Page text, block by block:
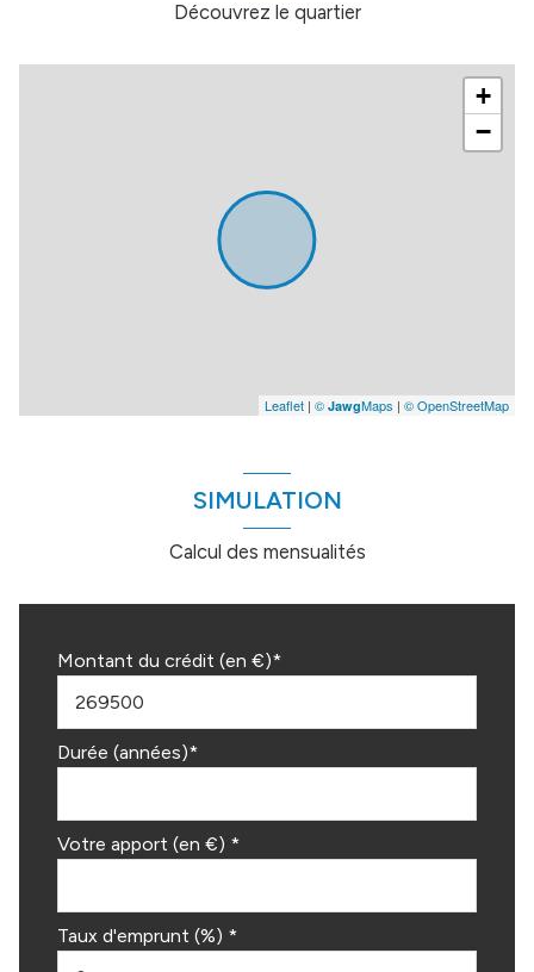
Découvrez le quartier
+
−
Leaflet | © JawgMaps | © OpenStreetMap
SIMULATION
Calcul des mensualités
Montant du crédit (en €)*
Durée (années)*
Votre apport (en €) *
Taux d'emprunt (%) *